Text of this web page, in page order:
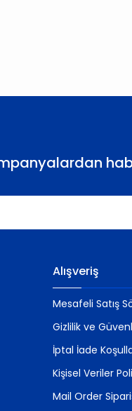
Gönder
Alışveriş
Mesafeli Satış
Gizlilik ve
İptal İade
Kişisel Veriler
Mail Order